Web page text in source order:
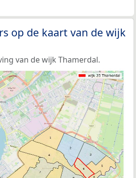
op de kaart van de wijk
van de wijk Thamerdal.